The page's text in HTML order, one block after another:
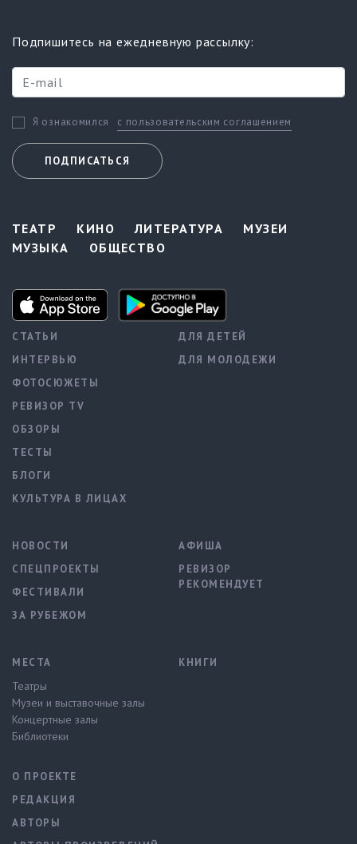
Подпишитесь на ежедневную рассылку:
Я ознакомился с пользовательским соглашением
ПОДПИСАТЬСЯ
ТЕАТР КИНО ЛИТЕРАТУРА
МУЗЕИ
МУЗЫКА
ОБЩЕСТВО
СТАТЬИ
ИНТЕРВЬЮ
ФОТОСЮЖЕТЫ
РЕВИЗОР TV
ОБЗОРЫ
ТЕСТЫ
БЛОГИ
КУЛЬТУРА В ЛИЦАХ
ДЛЯ ДЕТЕЙ
ДЛЯ МОЛОДЕЖИ
НОВОСТИ
СПЕЦПРОЕКТЫ
ФЕСТИВАЛИ
ЗА РУБЕЖОМ
АФИША
РЕВИЗОР
РЕКОМЕНДУЕТ
МЕСТА
Театры
Музеи и выставочные залы
Концертные залы
Библиотеки
КНИГИ
О ПРОЕКТЕ
РЕДАКЦИЯ
АВТОРЫ